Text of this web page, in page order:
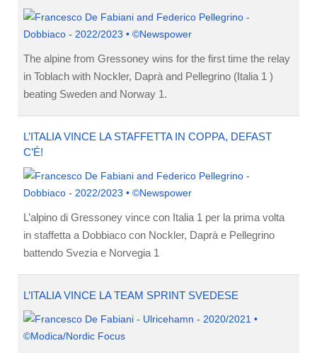
The alpine from Gressoney wins for the first time the relay
in Toblach with Nockler, Daprà and Pellegrino (Italia 1 )
beating Sweden and Norway 1.
L’ITALIA VINCE LA STAFFETTA IN COPPA, DEFAST
C’É!
L’alpino di Gressoney vince con Italia 1 per la prima volta
in staffetta a Dobbiaco con Nockler, Daprà e Pellegrino
battendo Svezia e Norvegia 1
L’ITALIA VINCE LA TEAM SPRINT SVEDESE